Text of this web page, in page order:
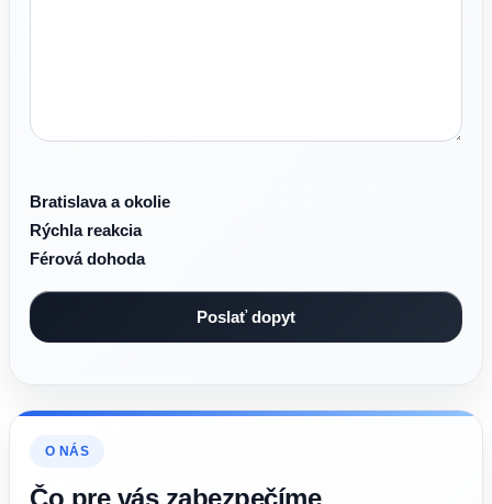
Bratislava a okolie
Rýchla reakcia
Férová dohoda
O NÁS
Čo pre vás zabezpečíme